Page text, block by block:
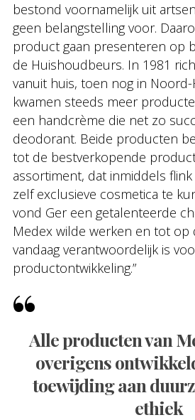
bestond voornamelijk uit
geen belangstelling voor.
product gaan presenteren op
de Huishoudbeurs. In 1981
vanuit huis, toen nog in
kwamen steeds meer
een handcrème die net zo
deodorant. Beide producten
tot de bestverkopende
assortiment, dat inmiddels
zelf exclusieve cosmetica te
vond Ger een getalenteerde
Medex wilde werken en tot op
vandaag verantwoordelijk is
productontwikkeling.”
Alle producten van
overigens
toewijding aan
ethiek